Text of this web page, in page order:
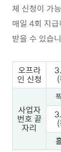
체 신청이 가
매일 4회 지
받을 수 있습
오프라
인 신청
사업자
번호 끝
자리